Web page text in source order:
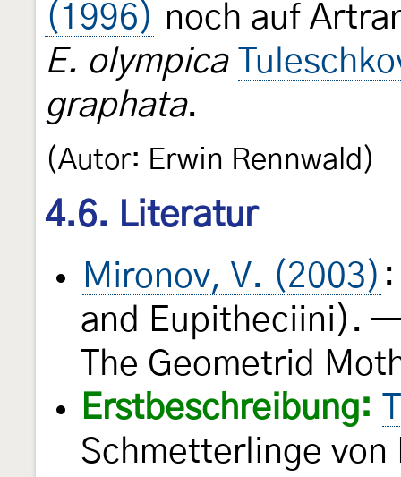
(1996) noch auf
E. olympica
graphata.
(Autor: Erwin Rennwald)
4.6. Literatur
Mironov, V. (2003)
and Eupitheciini).
The Geometrid
Erstbeschreibung:
Schmetterlinge von